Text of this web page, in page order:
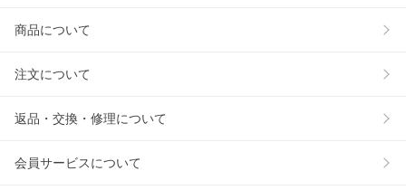
商品について
注文について
返品・交換・修理について
会員サービスについて